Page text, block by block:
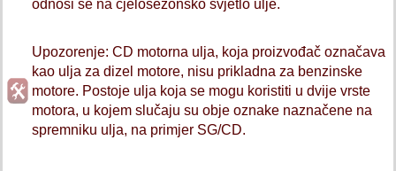
odnosi se na cjelosezonsko svjetlo ulje.
Upozorenje: CD motorna ulja, koja proizvođač označava
kao ulja za dizel motore, nisu prikladna za benzinske
motore. Postoje ulja koja se mogu koristiti u dvije vrste
motora, u kojem slučaju su obje oznake naznačene na
spremniku ulja, na primjer SG/CD.